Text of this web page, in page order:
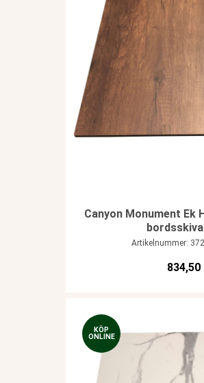
Canyon Monument Ek
Artikelnummer:
834,50
KÖP
ONLINE